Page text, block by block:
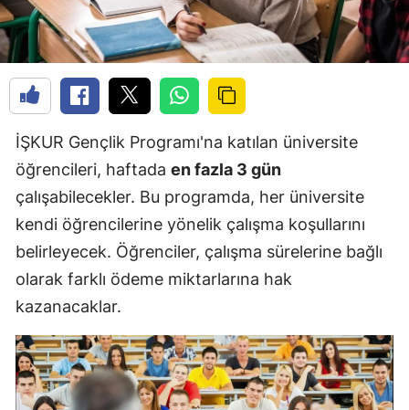
İŞKUR Gençlik Programı'na katılan üniversite
öğrencileri, haftada en fazla 3 gün
çalışabilecekler. Bu programda, her üniversite
kendi öğrencilerine yönelik çalışma koşullarını
belirleyecek. Öğrenciler, çalışma sürelerine bağlı
olarak farklı ödeme miktarlarına hak
kazanacaklar.